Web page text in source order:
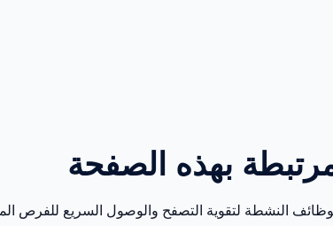
بهذه الصفحة
النشطة لتقوية التصفح والوصول السريع للفرص